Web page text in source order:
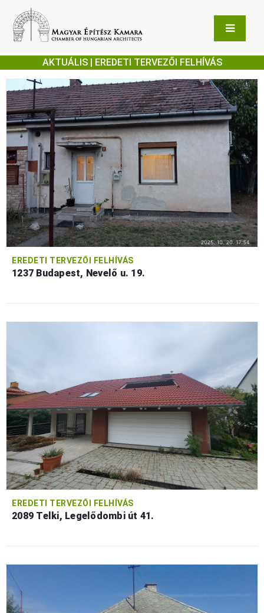
AKTUÁLIS | EREDETI TERVEZŐI FELHÍVÁS
EREDETI TERVEZŐI FELHÍVÁS
1237 Budapest, Nevelő u. 19.
EREDETI TERVEZŐI FELHÍVÁS
2089 Telki, Legelődombi út 41.